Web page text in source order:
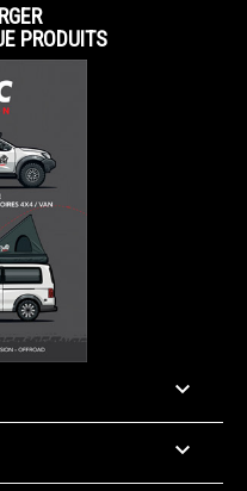
PRODUITS

